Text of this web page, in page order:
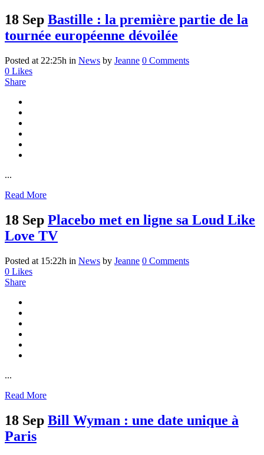
18 Sep Bastille : la première partie de la
tournée européenne dévoilée
Posted at 22:25h in News by Jeanne 0 Comments
0 Likes
Share
...
Read More
18 Sep Placebo met en ligne sa Loud Like
Love TV
Posted at 15:22h in News by Jeanne 0 Comments
0 Likes
Share
...
Read More
18 Sep Bill Wyman : une date unique à
Paris